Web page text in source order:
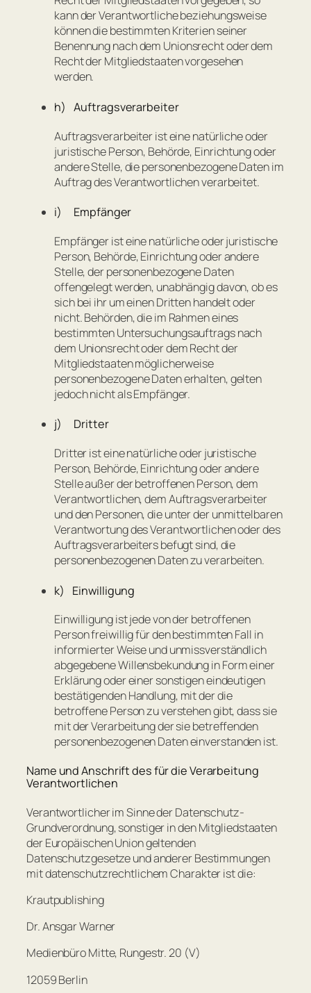
kann der Verantwortliche beziehungsweise
können die bestimmten Kriterien seiner
Benennung nach dem Unionsrecht oder dem
Recht der Mitgliedstaaten vorgesehen
werden.
h) Auftragsverarbeiter
Auftragsverarbeiter ist eine natürliche oder
juristische Person, Behörde, Einrichtung oder
andere Stelle, die personenbezogene Daten im
Auftrag des Verantwortlichen verarbeitet.
i) Empfänger
Empfänger ist eine natürliche oder juristische
Person, Behörde, Einrichtung oder andere
Stelle, der personenbezogene Daten
offengelegt werden, unabhängig davon, ob es
sich bei ihr um einen Dritten handelt oder
nicht. Behörden, die im Rahmen eines
bestimmten Untersuchungsauftrags nach
dem Unionsrecht oder dem Recht der
Mitgliedstaaten möglicherweise
personenbezogene Daten erhalten, gelten
jedoch nicht als Empfänger.
j) Dritter
Dritter ist eine natürliche oder juristische
Person, Behörde, Einrichtung oder andere
Stelle außer der betroffenen Person, dem
Verantwortlichen, dem Auftragsverarbeiter
und den Personen, die unter der unmittelbaren
Verantwortung des Verantwortlichen oder des
Auftragsverarbeiters befugt sind, die
personenbezogenen Daten zu verarbeiten.
k) Einwilligung
Einwilligung ist jede von der betroffenen
Person freiwillig für den bestimmten Fall in
informierter Weise und unmissverständlich
abgegebene Willensbekundung in Form einer
Erklärung oder einer sonstigen eindeutigen
bestätigenden Handlung, mit der die
betroffene Person zu verstehen gibt, dass sie
mit der Verarbeitung der sie betreffenden
personenbezogenen Daten einverstanden ist.
Name und Anschrift des für die Verarbeitung
Verantwortlichen
Verantwortlicher im Sinne der Datenschutz-
Grundverordnung, sonstiger in den Mitgliedstaaten
der Europäischen Union geltenden
Datenschutzgesetze und anderer Bestimmungen
mit datenschutzrechtlichem Charakter ist die:
Krautpublishing
Dr. Ansgar Warner
Medienbüro Mitte, Rungestr. 20 (V)
12059 Berlin